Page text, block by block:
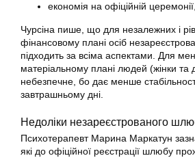
економія на офіційній
Чурсіна пише, що для незалежних і
фінансовому плані осіб
підходить за всіма аспектами. Для
матеріальному плані людей (жінки та
небезпечне, бо дає менше
завтрашньому дні.
Недоліки незареєстрованого
Психотерапевт Марина Маркатун
які до офіційної реєстрації шлюбу